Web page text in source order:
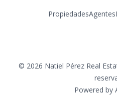
PropiedadesAgentes
© 2026 Natiel Pérez Real
Powered by